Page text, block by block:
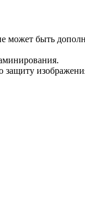
может быть
защиту